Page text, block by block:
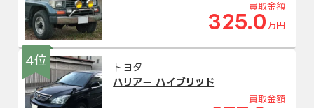
買取金額
325.0 万円
4位
トヨタ
ハリアー ハイブリッド
買取金額